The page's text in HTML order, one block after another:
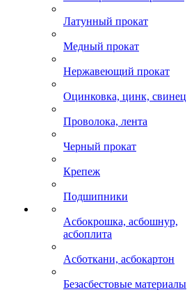
Латунный прокат
Медный прокат
Нержавеющий прокат
Оцинковка, цинк, свинец
Проволока, лента
Черный прокат
Крепеж
Подшипники
Асбокрошка, асбошнур,
асбоплита
Асботкани, асбокартон
Безасбестовые материалы